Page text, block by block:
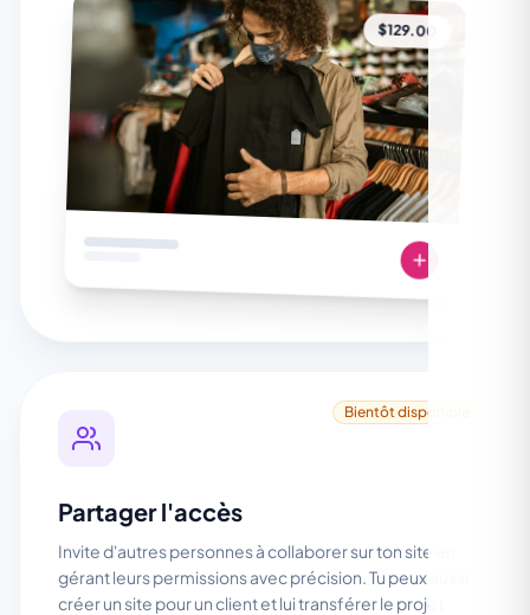
$129.00
Bientôt disponible
Partager l'accès
Invite d'autres personnes à collaborer sur ton site en
gérant leurs permissions avec précision. Tu peux aussi
créer un site pour un client et lui transférer le projet